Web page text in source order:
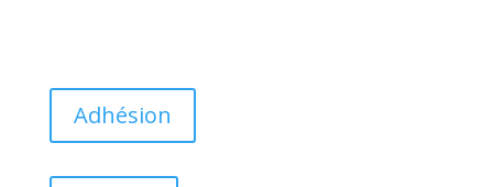
Adhésion